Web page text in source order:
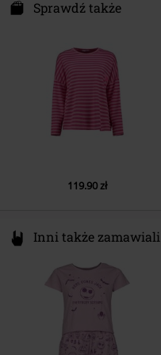
Artlandstraße 73
info@medico.eu
Sprawdź także
119.90 zł
Inni także zamawiali